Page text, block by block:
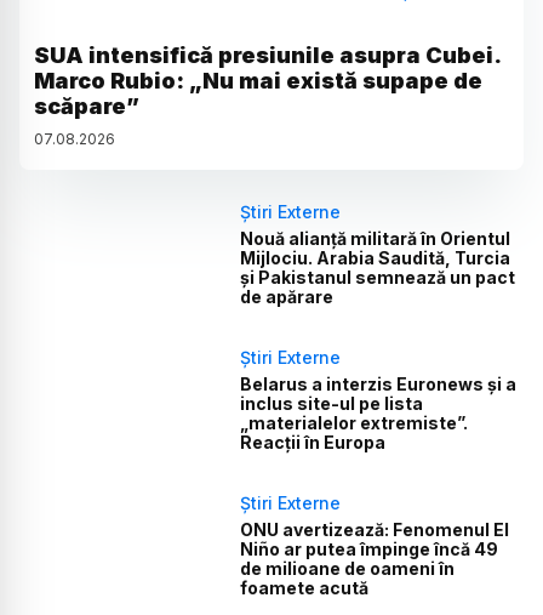
SUA intensifică presiunile asupra Cubei.
Marco Rubio: „Nu mai există supape de
scăpare”
07.08.2026
Știri Externe
Nouă alianță militară în Orientul
Mijlociu. Arabia Saudită, Turcia
și Pakistanul semnează un pact
de apărare
Știri Externe
Belarus a interzis Euronews și a
inclus site-ul pe lista
„materialelor extremiste”.
Reacții în Europa
Știri Externe
ONU avertizează: Fenomenul El
Niño ar putea împinge încă 49
de milioane de oameni în
foamete acută